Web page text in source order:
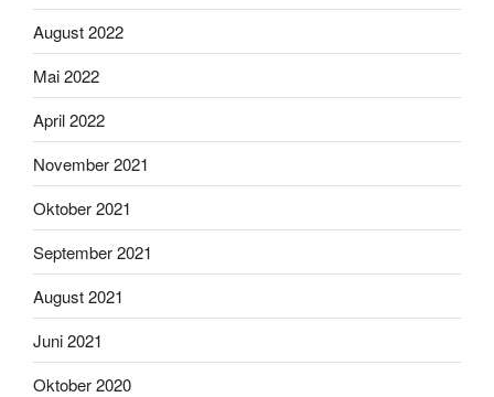
August 2022
Mai 2022
April 2022
November 2021
Oktober 2021
September 2021
August 2021
Juni 2021
Oktober 2020